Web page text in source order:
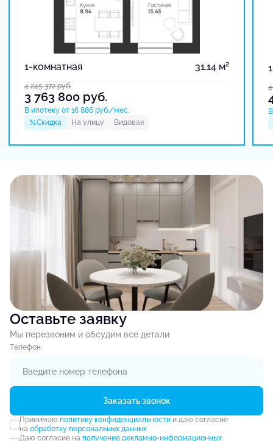
1-комнатная 31.14 м2
4 245 372руб.
3 763 800 руб.
В ипотеку от 16 886 руб./мес.
Скидка
На улицу Видовая
Оставьте заявку
Мы перезвоним и обсудим все детали
Tелефон
Заказать звонок
Принимаю политику конфиденциальностии даю согласие
на обработку персональных данных
Даю согласие на получение рекламно-информационных